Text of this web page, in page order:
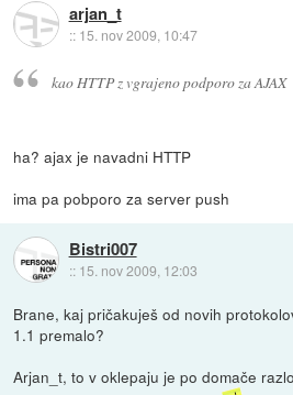
arjan_t
:: 15. nov 2009, 10:47
kao HTTP z vgrajeno podporo za AJAX
ha? ajax je navadni HTTP
ima pa pobporo za server push
Bistri007
:: 15. nov 2009, 12:03
Brane, kaj pričakuješ od novih
1.1 premalo?
Arjan_t, to v oklepaju je po domače